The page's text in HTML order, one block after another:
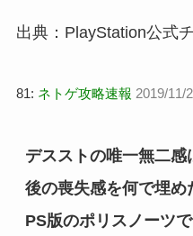
出典：PlayStation公式
81: ネトゲ攻略速報 2019/11/
デスストの唯一無二
後の喪失感を何で埋
PS版のポリスノーツ